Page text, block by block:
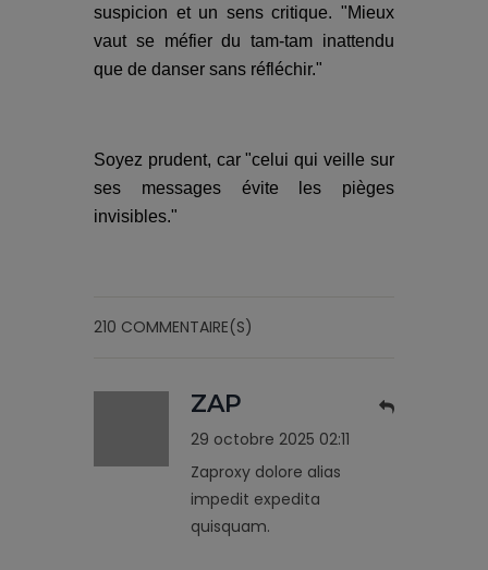
suspicion et un sens critique. "Mieux
vaut se méfier du tam-tam inattendu
que de danser sans réfléchir."
Soyez prudent, car "celui qui veille sur
ses messages évite les pièges
invisibles."
210 COMMENTAIRE(S)
ZAP
29 octobre 2025 02:11
Zaproxy dolore alias
impedit expedita
quisquam.